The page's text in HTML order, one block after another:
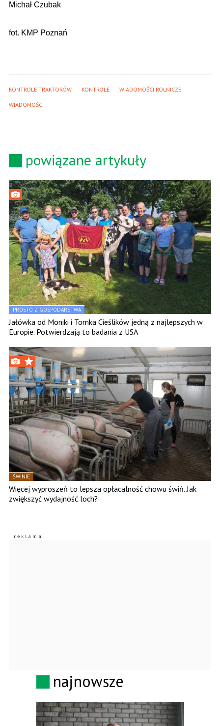
Michał Czubak
fot. KMP Poznań
KONTROLE TRAKTORÓW KONTROLE WIADOMOŚCI ROLNICZE
WIADOMOŚCI
powiązane artykuły
PROSTO Z GOSPODARSTWA
Jałówka od Moniki i Tomka Cieślików jedną z najlepszych w
Europie. Potwierdzają to badania z USA
ŚWINIE
Więcej wyproszeń to lepsza opłacalność chowu świń. Jak
zwiększyć wydajność loch?
najnowsze